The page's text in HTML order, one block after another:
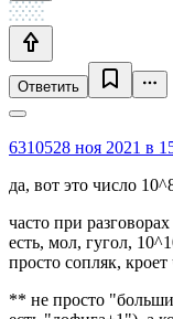
Ответить
6310528 ноя 2021 в
да, вот это число
часто при
есть, мол, гугол,
просто сопляк,
** не просто